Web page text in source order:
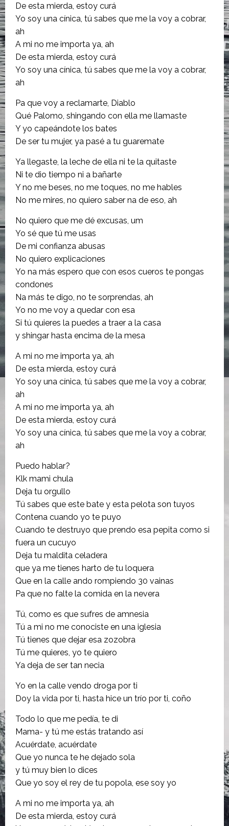
De esta mierda, estoy curá
Yo soy una cínica, tú sabes que me la voy a cobrar,
ah
A mi no me importa ya, ah
De esta mierda, estoy curá
Yo soy una cínica, tú sabes que me la voy a cobrar,
ah
Pa que voy a reclamarte, Diablo
Qué Palomo, shingando con ella me llamaste
Y yo capeándote los bates
De ser tu mujer, ya pasé a tu guaremate
Ya llegaste, la leche de ella ni te la quitaste
Ni te dio tiempo ni a bañarte
Y no me beses, no me toques, no me hables
No me mires, no quiero saber na de eso, ah
No quiero que me dé excusas, um
Yo sé que tú me usas
De mi confianza abusas
No quiero explicaciones
Yo na más espero que con esos cueros te pongas
condones
Na más te digo, no te sorprendas, ah
Yo no me voy a quedar con esa
Si tú quieres la puedes a traer a la casa
y shingar hasta encima de la mesa
A mi no me importa ya, ah
De esta mierda, estoy curá
Yo soy una cínica, tú sabes que me la voy a cobrar,
ah
A mi no me importa ya, ah
De esta mierda, estoy curá
Yo soy una cínica, tú sabes que me la voy a cobrar,
ah
Puedo hablar?
Klk mami chula
Deja tu orgullo
Tú sabes que este bate y esta pelota son tuyos
Contena cuando yo te puyo
Cuando te destruyo que prendo esa pepita como si
fuera un cucuyo
Deja tu maldita celadera
que ya me tienes harto de tu loquera
Que en la calle ando rompiendo 30 vainas
Pa que no falte la comida en la nevera
Tú, como es que sufres de amnesia
Tú a mi no me conociste en una iglesia
Tú tienes que dejar esa zozobra
Tú me quieres, yo te quiero
Ya deja de ser tan necia
Yo en la calle vendo droga por ti
Doy la vida por ti, hasta hice un trío por ti, coño
Todo lo que me pedía, te di
Mama- y tú me estás tratando así
Acuérdate, acuérdate
Que yo nunca te he dejado sola
y tú muy bien lo dices
Que yo soy el rey de tu popola, ese soy yo
A mi no me importa ya, ah
De esta mierda, estoy curá